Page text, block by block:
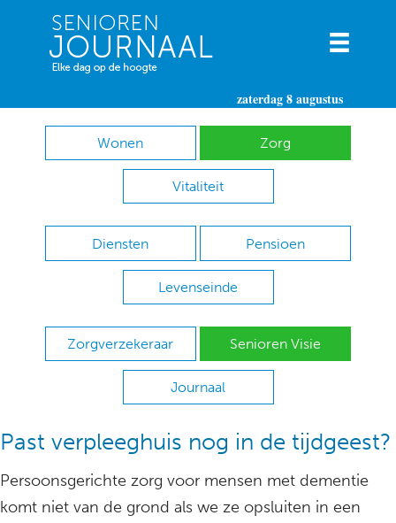
zaterdag 8 augustus
Wonen Zorg
Vitaliteit
Diensten Pensioen
Levenseinde
Zorgverzekeraar Senioren Visie
Journaal
Past verpleeghuis nog in de tijdgeest?
Persoonsgerichte zorg voor mensen met dementie
komt niet van de grond als we ze opsluiten in een